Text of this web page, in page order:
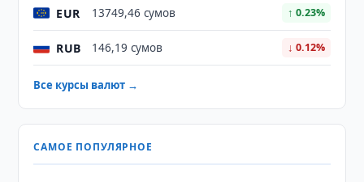
EUR 13749,46 сумов ↑ 0.23%
RUB 146,19 сумов ↓ 0.12%
Все курсы валют →
САМОЕ ПОПУЛЯРНОЕ